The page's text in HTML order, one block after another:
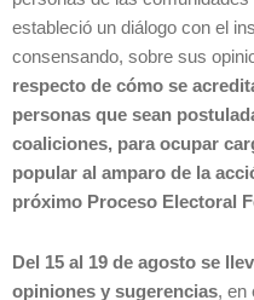
estableció un diálogo con el
consensando, sobre sus
respecto de cómo se
personas que sean
coaliciones, para ocupar
popular al amparo de la
próximo Proceso Electoral
Del 15 al 19 de agosto se
opiniones y sugerencias, en